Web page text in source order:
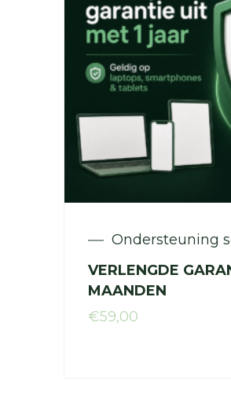
Ondersteuning
VERLENGDE
MAANDEN
€59,00